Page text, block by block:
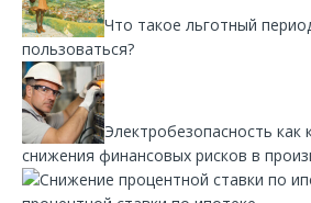
Что такое льготный
пользоваться?
Электробезопасность
снижения финансовых рисков в